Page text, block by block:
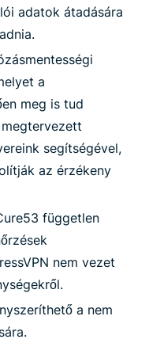
adatok átadására
a
meg is tud
segítségével,
az érzékeny
független
nem vezet
a nem